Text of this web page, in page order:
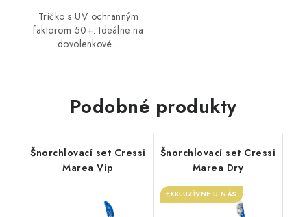
Tričko s UV ochranným
faktorom 50+. Ideálne na
dovolenkové...
Podobné produkty
Šnorchlovací set Cressi
Marea Vip
Šnorchlovací set Cressi
Marea Dry
EXKLUZÍVNE U NÁS